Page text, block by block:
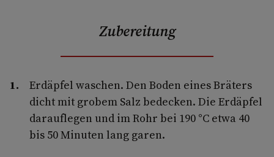
Zubereitung
Erdäpfel waschen. Den Boden eines Bräters
dicht mit grobem Salz bedecken. Die Erdäpfel
darauflegen und im Rohr bei 190 °C etwa 40
bis 50 Minuten lang garen.